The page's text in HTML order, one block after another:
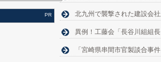
PR 北九州で襲撃された建設会
異例！工藤会「長谷川組組
「宮崎県串間市官製談合事